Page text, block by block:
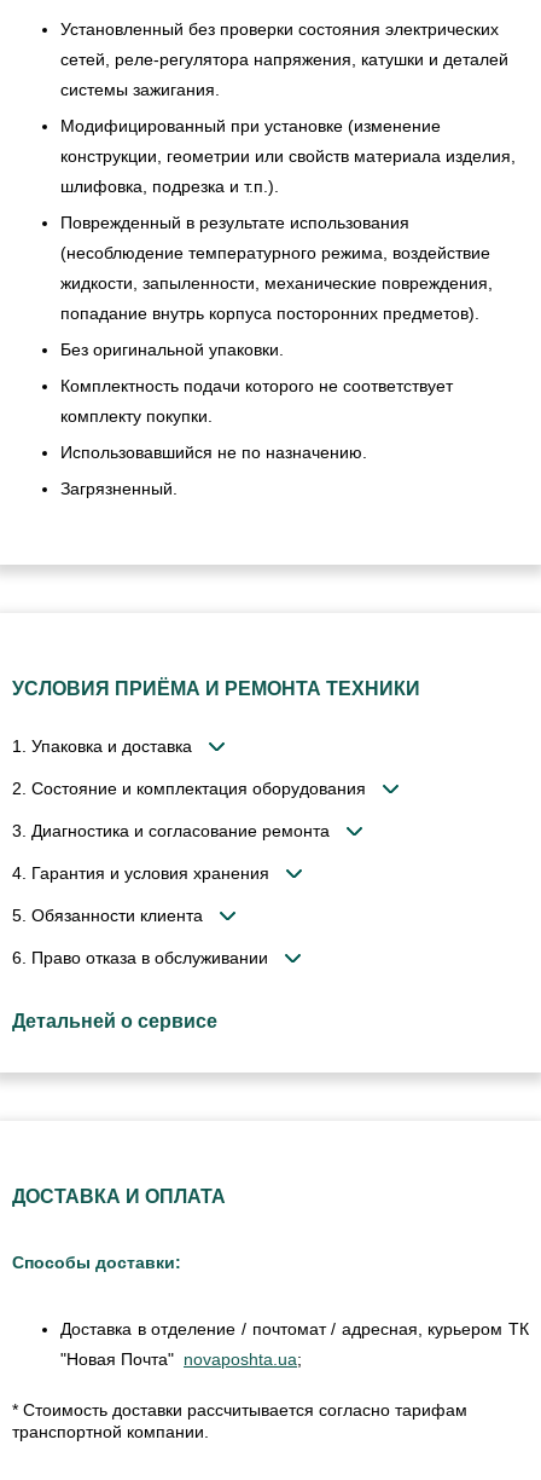
Установленный без проверки состояния электрических
сетей, реле-регулятора напряжения, катушки и деталей
системы зажигания.
Модифицированный при установке (изменение
конструкции, геометрии или свойств материала изделия,
шлифовка, подрезка и т.п.).
Поврежденный в результате использования
(несоблюдение температурного режима, воздействие
жидкости, запыленности, механические повреждения,
попадание внутрь корпуса посторонних предметов).
Без оригинальной упаковки.
Комплектность подачи которого не соответствует
комплекту покупки.
Использовавшийся не по назначению.
Загрязненный.
УСЛОВИЯ ПРИЁМА И РЕМОНТА ТЕХНИКИ
1. Упаковка и доставка
2. Состояние и комплектация оборудования
3. Диагностика и согласование ремонта
4. Гарантия и условия хранения
5. Обязанности клиента
6. Право отказа в обслуживании
Детальней о сервисе
ДОСТАВКА И ОПЛАТА
Способы доставки:
Доставка в отделение / почтомат / адресная, курьером ТК
"Новая Почта" novaposhta.ua;
* Стоимость доставки рассчитывается согласно тарифам
транспортной компании.